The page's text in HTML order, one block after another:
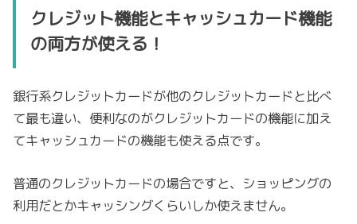
クレジット機能とキャッシュカード機能
の両方が使える！
銀行系クレジットカードが他のクレジットカードと比べ
て最も違い、便利なのがクレジットカードの機能に加え
てキャッシュカードの機能も使える点です。
普通のクレジットカードの場合ですと、ショッピングの
利用だとかキャッシングくらいしか使えません。